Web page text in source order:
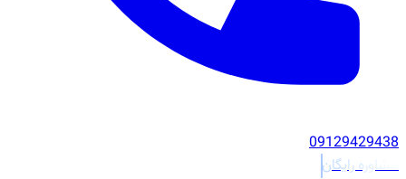
09129429438
مشاوره رایگان